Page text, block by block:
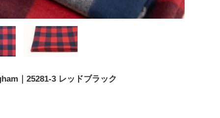
｜25281-3 レッドブラック